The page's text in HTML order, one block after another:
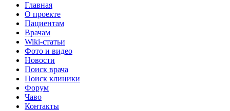
Главная
О проекте
Пациентам
Врачам
Wiki-статьи
Фото и видео
Новости
Поиск врача
Поиск клиники
Форум
Чаво
Контакты